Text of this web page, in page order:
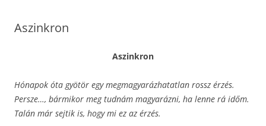
Aszinkron
Aszinkron
Hónapok óta gyötör egy megmagyarázhatatlan rossz érzés.
Persze…, bármikor meg tudnám magyarázni, ha lenne rá időm.
Talán már sejtik is, hogy mi ez az érzés.